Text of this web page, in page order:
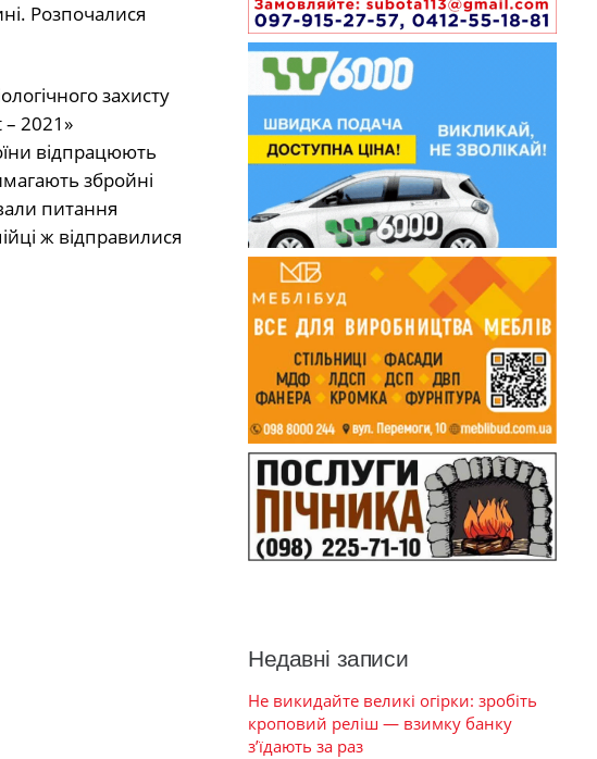
Розпочалися
захисту
2021»
відпрацюють
збройні
питання
ж відправилися
Недавні записи
Не викидайте великі огірки: зробіть
кроповий реліш — взимку банку
з’їдають за раз